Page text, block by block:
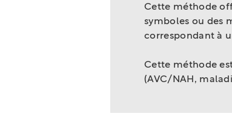
Cette méthode
symboles ou des
correspondant à
Cette méthode
(AVC/NAH,